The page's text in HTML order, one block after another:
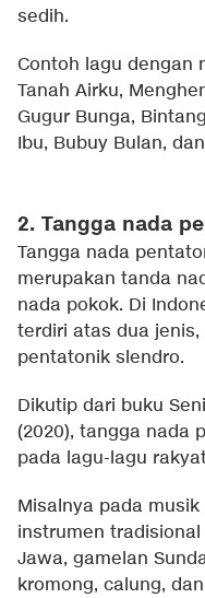
sedih.
Contoh lagu dengan
Tanah Airku,
Gugur Bunga,
Ibu, Bubuy Bulan,
2. Tangga nada
Tangga nada
merupakan tanda
nada pokok. Di
terdiri atas dua
pentatonik slendro.
Dikutip dari buku
(2020), tangga nada
pada lagu-lagu
Misalnya pada
instrumen
Jawa, gamelan
kromong, calung,